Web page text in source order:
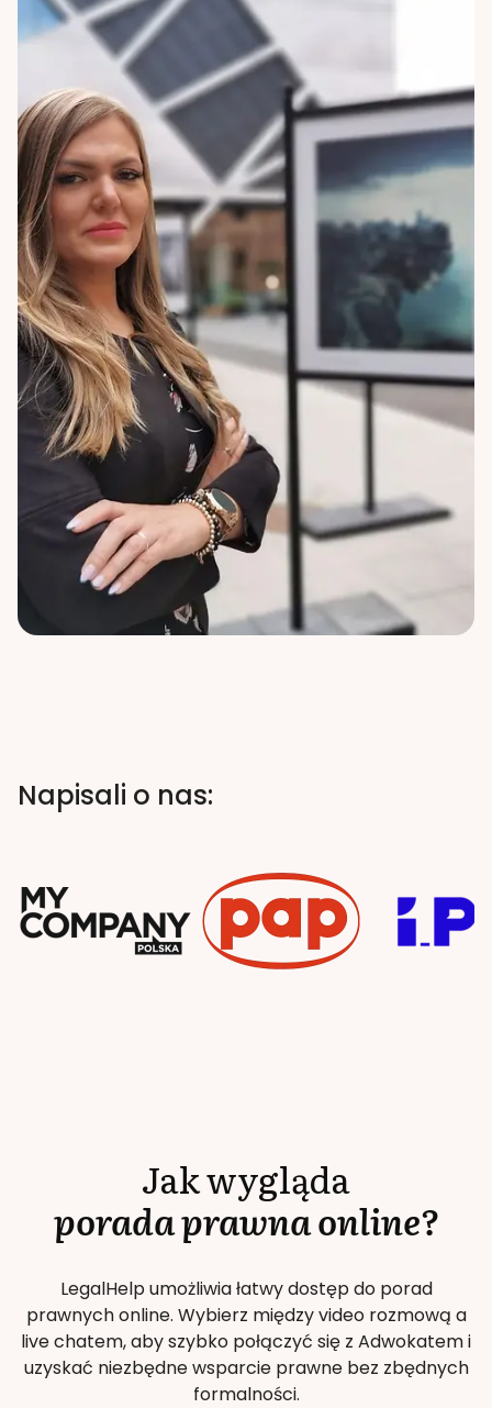
Napisali o nas:
Jak wygląda
porada prawna online?
LegalHelp umożliwia łatwy dostęp do porad
prawnych online. Wybierz między video rozmową a
live chatem, aby szybko połączyć się z Adwokatem i
uzyskać niezbędne wsparcie prawne bez zbędnych
formalności.